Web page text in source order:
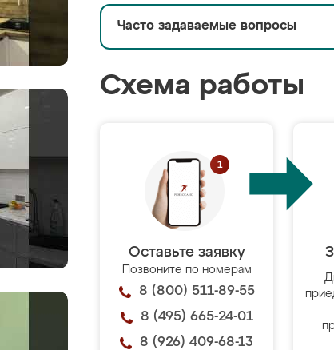
Часто задаваемые вопросы
Схема работы
Оставьте заявку
Позвоните по номерам
8 (800) 511-89-55
8 (495) 665-24-01
8 (926) 409-68-13